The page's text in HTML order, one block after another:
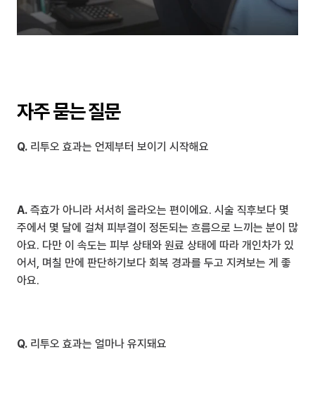
자주 묻는 질문
Q. 리투오 효과는 언제부터 보이기 시작해요
A. 즉효가 아니라 서서히 올라오는 편이에요. 시술 직후보다 몇
주에서 몇 달에 걸쳐 피부결이 정돈되는 흐름으로 느끼는 분이 많
아요. 다만 이 속도는 피부 상태와 원료 상태에 따라 개인차가 있
어서, 며칠 만에 판단하기보다 회복 경과를 두고 지켜보는 게 좋
아요.
Q. 리투오 효과는 얼마나 유지돼요